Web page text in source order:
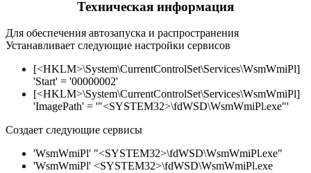
Техническая информация
Для обеспечения автозапуска и распространения
Устанавливает следующие настройки сервисов
[<HKLM>\System\CurrentControlSet\Services\WsmWmiPl]
'Start' = '00000002'
[<HKLM>\System\CurrentControlSet\Services\WsmWmiPl]
'ImagePath' = '"<SYSTEM32>\fdWSD\WsmWmiPl.exe"'
Создает следующие сервисы
'WsmWmiPl' "<SYSTEM32>\fdWSD\WsmWmiPl.exe"
'WsmWmiPl' <SYSTEM32>\fdWSD\WsmWmiPl.exe